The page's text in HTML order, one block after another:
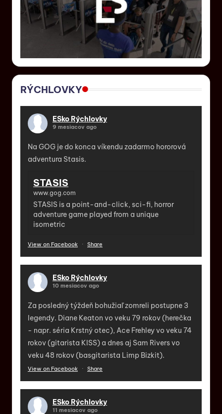
RÝCHLOVKY
ESko Rýchlovky
9 mesiacov ago
Na GOG je do konca víkendu zadarmo hororová
adventura Stasis.
STASIS
www.gog.com
STASIS is a point-and-click, sci-fi, horror
adventure game played from a unique
isometric
View on Facebook · Share
ESko Rýchlovky
10 mesiacov ago
Za posledný týždeň bohužiaľ zomreli postupne 3
legendy. Diane Keaton vo veku 79 rokov (herečka
- napr. séria Krstný otec), Ace Frehley vo veku 74
rokov (gitarista KISS) a dnes aj Sam Rivers vo
veku 48 rokov (basgitarista Limp Bizkit).
View on Facebook · Share
ESko Rýchlovky
11 mesiacov ago